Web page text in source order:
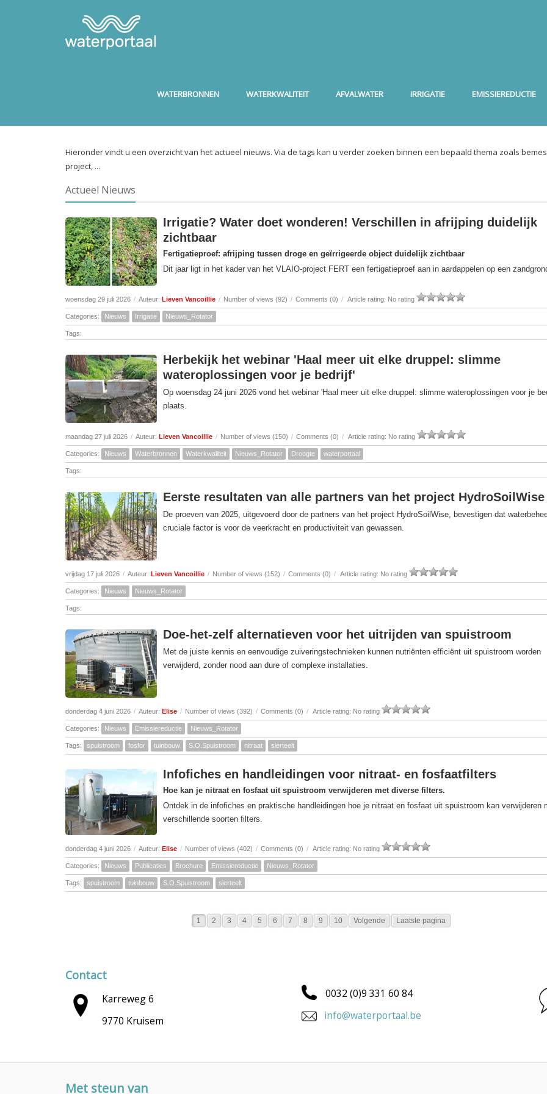
WATERBRONNEN WATERKWALITEIT AFVALWATER IRRIGATIE EMISSIEREDUCTIE
Hieronder vindt u een overzicht van het actueel nieuws. Via de tags kan u verder zoeken binnen een bepaald thema zoals
project, ...
Actueel Nieuws
Irrigatie? Water doet wonderen! Verschillen in afrijping duidelijk
zichtbaar
Fertigatieproef: afrijping tussen droge en geïrrigeerde object duidelijk zichtbaar
Dit jaar ligt in het kader van het VLAIO-project FERT een fertigatieproef aan in aardappelen op een
woensdag 29 juli 2026 / Auteur: Lieven Vancoillie / Number of views (92) / Comments (0) / Article rating: No rating
Categories: Nieuws Irrigatie Nieuws_Rotator
Tags:
Herbekijk het webinar 'Haal meer uit elke druppel: slimme
wateroplossingen voor je bedrijf'
Op woensdag 24 juni 2026 vond het webinar 'Haal meer uit elke druppel: slimme wateroplossingen voor je
plaats.
maandag 27 juli 2026 / Auteur: Lieven Vancoillie / Number of views (150) / Comments (0) / Article rating: No rating
Categories: Nieuws Waterbronnen Waterkwaliteit Nieuws_Rotator Droogte waterportaal
Tags:
Eerste resultaten van alle partners van het project HydroSoilWise
De proeven van 2025, uitgevoerd door de partners van het project HydroSoilWise, bevestigen dat
cruciale factor is voor de veerkracht en productiviteit van gewassen.
vrijdag 17 juli 2026 / Auteur: Lieven Vancoillie / Number of views (152) / Comments (0) / Article rating: No rating
Categories: Nieuws Nieuws_Rotator
Tags:
Doe-het-zelf alternatieven voor het uitrijden van spuistroom
Met de juiste kennis en eenvoudige zuiveringstechnieken kunnen nutriënten efficiënt uit spuistroom worden
verwijderd, zonder nood aan dure of complexe installaties.
donderdag 4 juni 2026 / Auteur: Elise / Number of views (392) / Comments (0) / Article rating: No rating
Categories: Nieuws Emissiereductie Nieuws_Rotator
Tags: spuistroom fosfor tuinbouw S.O.Spuistroom nitraat sierteelt
Infofiches en handleidingen voor nitraat- en fosfaatfilters
Hoe kan je nitraat en fosfaat uit spuistroom verwijderen met diverse filters.
Ontdek in de infofiches en praktische handleidingen hoe je nitraat en fosfaat uit spuistroom kan verwijderen
verschillende soorten filters.
donderdag 4 juni 2026 / Auteur: Elise / Number of views (402) / Comments (0) / Article rating: No rating
Categories: Nieuws Publicaties Brochure Emissiereductie Nieuws_Rotator
Tags: spuistroom tuinbouw S.O.Spuistroom sierteelt
1 2 3 4 5 6 7 8 9 10 Volgende Laatste pagina
Contact
Karreweg 6
9770 Kruisem
0032 (0)9 331 60 84
info@waterportaal.be
Met steun van